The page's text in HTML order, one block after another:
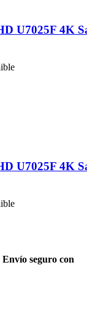
U7025F 4K
U7025F 4K
Envío seguro con